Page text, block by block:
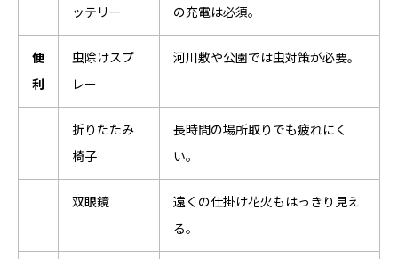
ッテリー の充電は必須。
便
利
虫除けスプ
レー
河川敷や公園では虫対策が必要。
折りたたみ
椅子
長時間の場所取りでも疲れにく
い。
双眼鏡
遠くの仕掛け花火もはっきり見え
る。